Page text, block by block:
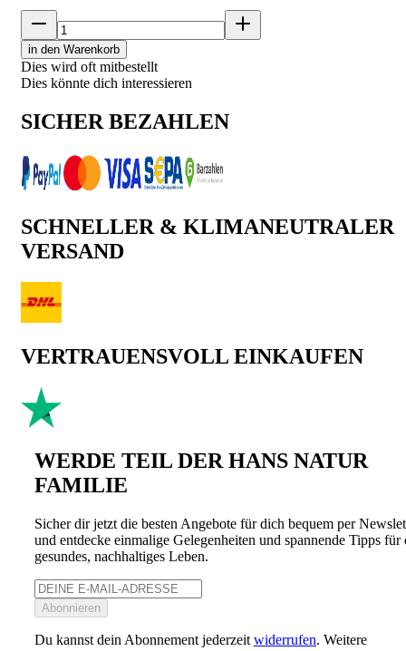
in den Warenkorb
Dies wird oft mitbestellt
Dies könnte dich interessieren
SICHER BEZAHLEN
SCHNELLER & KLIMANEUTRALER
VERSAND
VERTRAUENSVOLL EINKAUFEN
WERDE TEIL DER HANS NATUR
FAMILIE
Sicher dir jetzt die besten Angebote für dich bequem per
und entdecke einmalige Gelegenheiten und spannende Tipps für
gesundes, nachhaltiges Leben.
Abonnieren
Du kannst dein Abonnement jederzeit widerrufen. Weitere